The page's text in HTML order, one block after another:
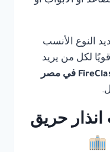
النوع الأنسب
لكل من يريد
انذار حريق